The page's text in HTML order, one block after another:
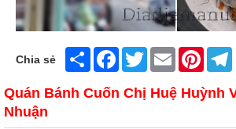
Chia sẻ Share FacebookTwitter Email Pinterest
Quán Bánh Cuốn Chị Huệ Huỳnh
Nhuận